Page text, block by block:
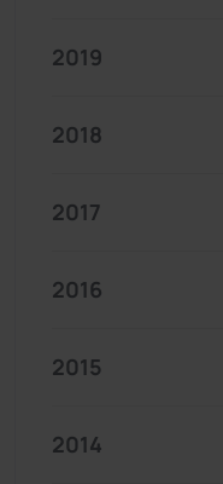
2019
2018
2017
2016
2015
2014